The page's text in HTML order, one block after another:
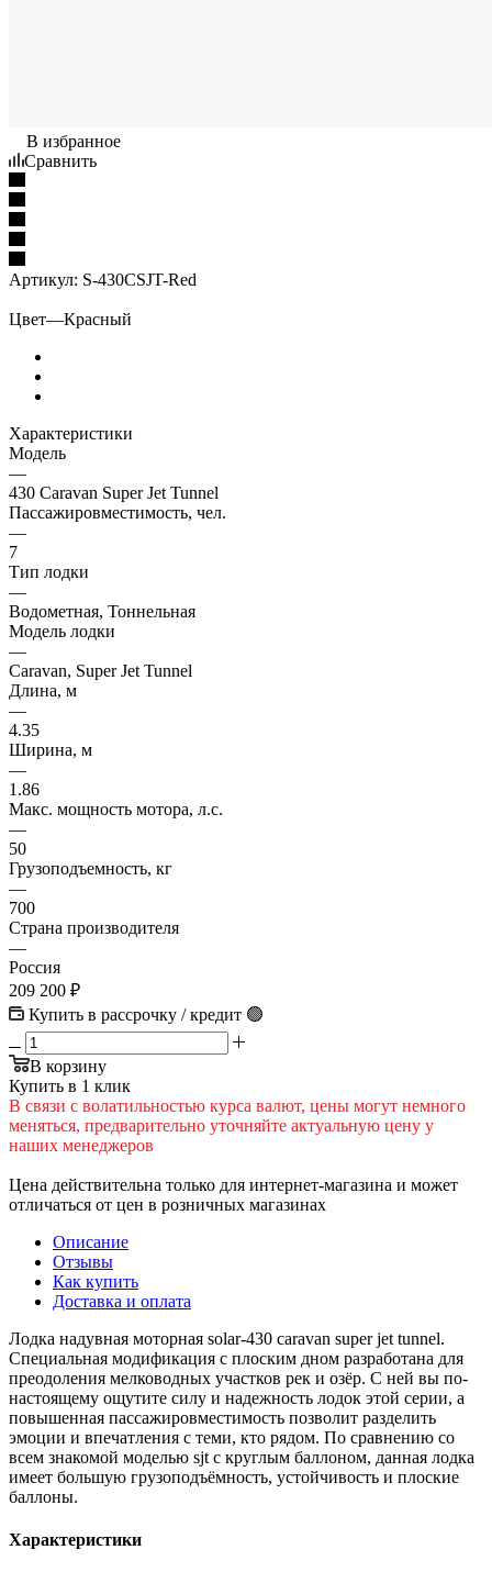
В избранное
Сравнить
Артикул: S-430CSJT-Red
Цвет—Красный
Характеристики
Модель
—
430 Caravan Super Jet Tunnel
Пассажировместимость, чел.
—
7
Тип лодки
—
Водометная, Тоннельная
Модель лодки
—
Caravan, Super Jet Tunnel
Длина, м
—
4.35
Ширина, м
—
1.86
Макс. мощность мотора, л.с.
—
50
Грузоподъемность, кг
—
700
Страна производителя
—
Россия
209 200 ₽
Купить в рассрочку / кредит 🟢
В корзину
Купить в 1 клик
В cвязи c вoлатильностью курса валют, цены могут немного
меняться, предварительно уточняйте актуальную цену у
наших менеджеров
Цена действительна только для интернет-магазина и может
отличаться от цен в розничных магазинах
Описание
Отзывы
Как купить
Доставка и оплата
Лодка надувная моторная solar-430 caravan super jet tunnel.
Специальная модификация с плоским дном разработана для
преодоления мелководных участков рек и озёр. С ней вы по-
настоящему ощутите силу и надежность лодок этой серии, а
повышенная пассажировместимость позволит разделить
эмоции и впечатления с теми, кто рядом. По сравнению со
всем знакомой моделью sjt с круглым баллоном, данная лодка
имеет большую грузоподъёмность, устойчивость и плоские
баллоны.
Характеристики